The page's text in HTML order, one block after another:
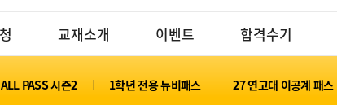
교재소개 이벤트 합격수기
PASS 시즌2 1학년 전용 뉴비패스 27 연고대 이공계 패스